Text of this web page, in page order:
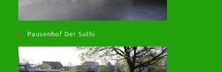
Pausenhof Der Suthi